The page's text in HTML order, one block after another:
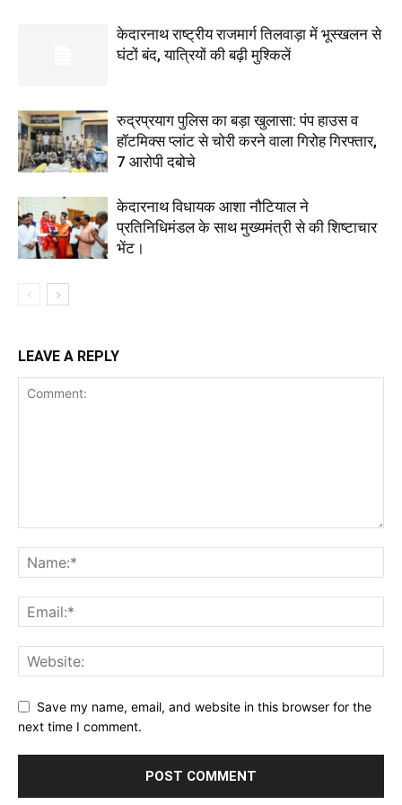
केदारनाथ राष्ट्रीय राजमार्ग तिलवाड़ा में भूस्खलन से
घंटों बंद, यात्रियों की बढ़ी मुश्किलें
रुद्रप्रयाग पुलिस का बड़ा खुलासा: पंप हाउस व
हॉटमिक्स प्लांट से चोरी करने वाला गिरोह गिरफ्तार,
7 आरोपी दबोचे
केदारनाथ विधायक आशा नौटियाल ने
प्रतिनिधिमंडल के साथ मुख्यमंत्री से की शिष्टाचार
भेंट।
LEAVE A REPLY
Save my name, email, and website in this browser for the
next time I comment.